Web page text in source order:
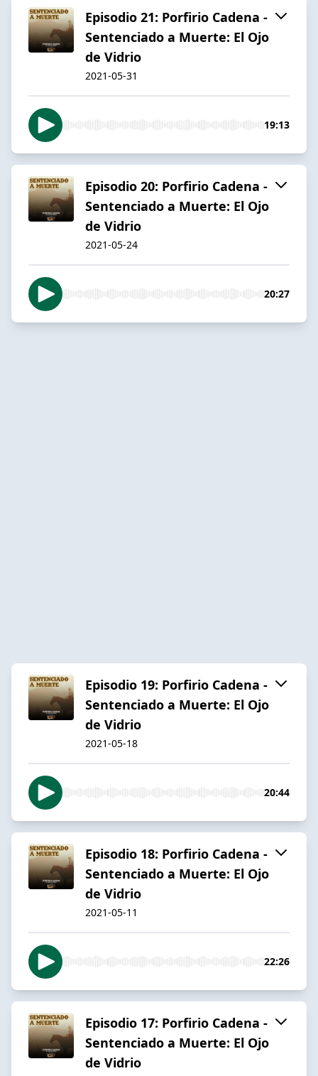
Episodio 21: Porfirio Cadena -
Sentenciado a Muerte: El Ojo
de Vidrio
2021-05-31
19:13
Episodio 20: Porfirio Cadena -
Sentenciado a Muerte: El Ojo
de Vidrio
2021-05-24
20:27
Episodio 19: Porfirio Cadena -
Sentenciado a Muerte: El Ojo
de Vidrio
2021-05-18
20:44
Episodio 18: Porfirio Cadena -
Sentenciado a Muerte: El Ojo
de Vidrio
2021-05-11
22:26
Episodio 17: Porfirio Cadena -
Sentenciado a Muerte: El Ojo
de Vidrio